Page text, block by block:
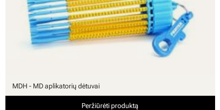
MDH - MD aplikatorių dėtuvai
Peržiūrėti produktą